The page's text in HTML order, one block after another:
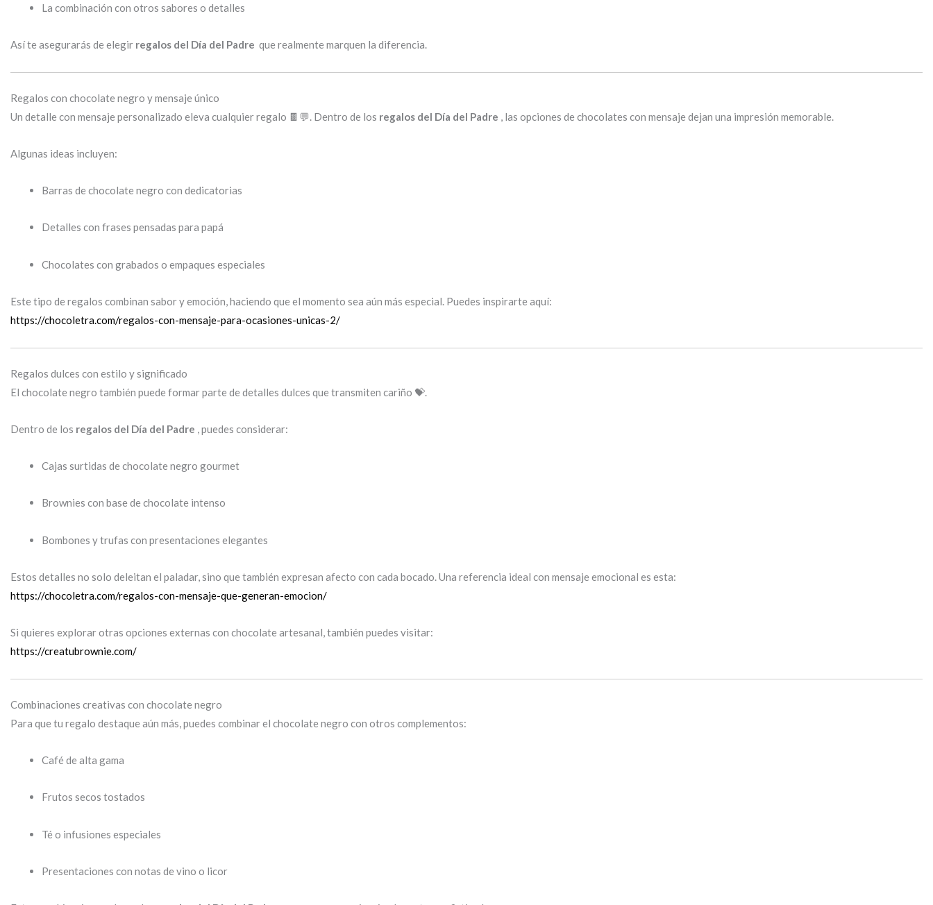
La combinación con otros sabores o detalles
Así te asegurarás de elegir regalos del Día del Padre que realmente marquen la diferencia.
Regalos con chocolate negro y mensaje único
Un detalle con mensaje personalizado eleva cualquier regalo 🍫💬. Dentro de los regalos del Día del Padre , las opciones de chocolates con mensaje dejan una impresión memorable.
Algunas ideas incluyen:
Barras de chocolate negro con dedicatorias
Detalles con frases pensadas para papá
Chocolates con grabados o empaques especiales
Este tipo de regalos combinan sabor y emoción, haciendo que el momento sea aún más especial. Puedes inspirarte aquí:
https://chocoletra.com/regalos-con-mensaje-para-ocasiones-unicas-2/
Regalos dulces con estilo y significado
El chocolate negro también puede formar parte de detalles dulces que transmiten cariño 💝.
Dentro de los regalos del Día del Padre , puedes considerar:
Cajas surtidas de chocolate negro gourmet
Brownies con base de chocolate intenso
Bombones y trufas con presentaciones elegantes
Estos detalles no solo deleitan el paladar, sino que también expresan afecto con cada bocado. Una referencia ideal con mensaje emocional es esta:
https://chocoletra.com/regalos-con-mensaje-que-generan-emocion/
Si quieres explorar otras opciones externas con chocolate artesanal, también puedes visitar:
https://creatubrownie.com/
Combinaciones creativas con chocolate negro
Para que tu regalo destaque aún más, puedes combinar el chocolate negro con otros complementos:
Café de alta gama
Frutos secos tostados
Té o infusiones especiales
Presentaciones con notas de vino o licor